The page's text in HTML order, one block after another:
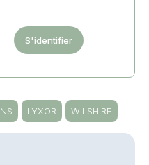
S'identifier
LYXOR WILSHIRE